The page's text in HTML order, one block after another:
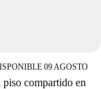
09 AGOSTO
compartido en